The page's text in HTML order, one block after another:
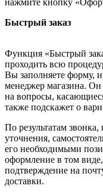
Быстрый заказ
Функция «Быстрый
проходить всю
Вы заполняете форму, и
менеджер магазина. Он
на вопросы,
также подскажет о
По результатам
уточнения,
его необходимыми
оформление в том
подтверждение на
доставки.